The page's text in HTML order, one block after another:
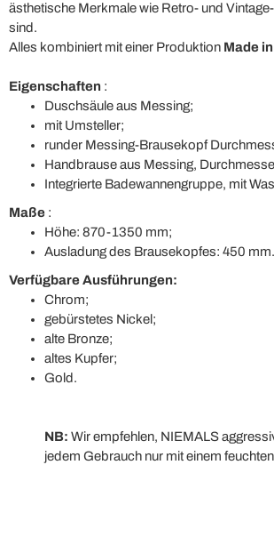
ästhetische Merkmale wie Retro- und
sind.
Alles kombiniert mit einer Produktion Made
Eigenschaften :
Duschsäule aus Messing;
mit Umsteller;
runder Messing-Brausekopf
Handbrause aus Messing,
Integrierte Badewannengruppe, mit
Maße:
Höhe: 870-1350 mm;
Ausladung des Brausekopfes: 450 mm.
Verfügbare Ausführungen:
Chrom;
gebürstetes Nickel;
alte Bronze;
altes Kupfer;
Gold.
NB: Wir empfehlen, NIEMALS
jedem Gebrauch nur mit einem